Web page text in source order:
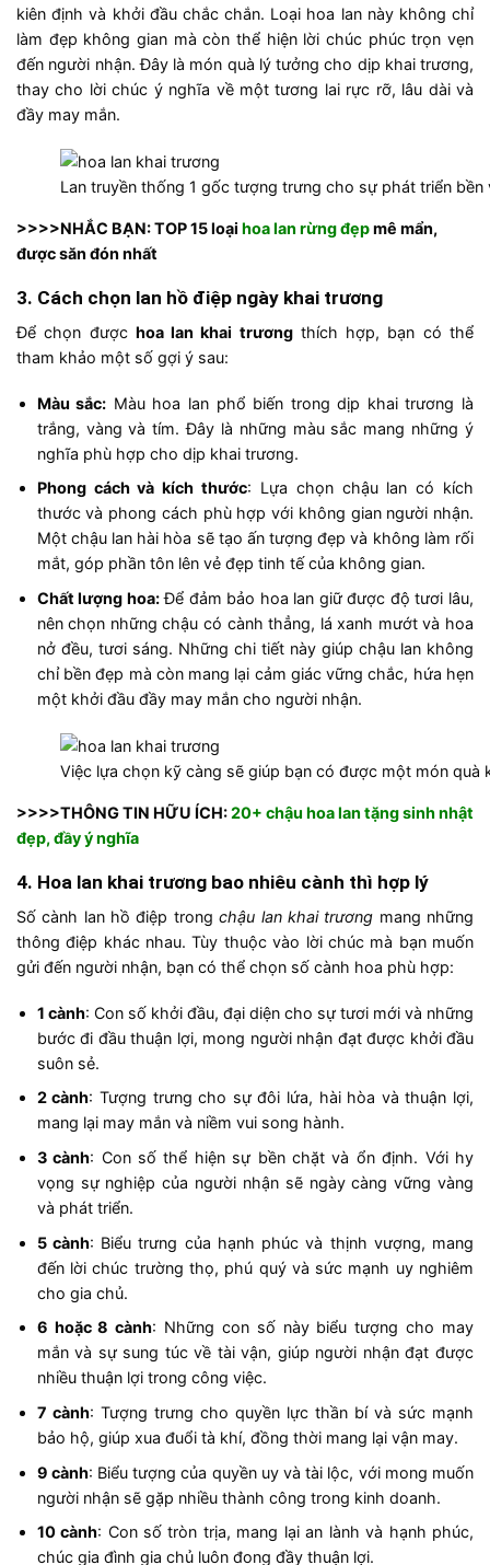
kiên định và khởi đầu chắc chắn. Loại hoa lan này không chỉ
làm đẹp không gian mà còn thể hiện lời chúc phúc trọn vẹn
đến người nhận. Đây là món quà lý tưởng cho dịp khai trương,
thay cho lời chúc ý nghĩa về một tương lai rực rỡ, lâu dài và
đầy may mắn.
Lan truyền thống 1 gốc tượng trưng cho sự phát triển
>>>>NHẮC BẠN: TOP 15 loại hoa lan rừng đẹpmê mẩn,
được săn đón nhất
3. Cách chọn lan hồ điệp ngày khai trương
Để chọn được hoa lan khai trươngthích hợp, bạn có thể
tham khảo một số gợi ý sau:
Màu sắc: Màu hoa lan phổ biến trong dịp khai trương là
trắng, vàng và tím. Đây là những màu sắc mang những ý
nghĩa phù hợp cho dịp khai trương.
Phong cách và kích thước: Lựa chọn chậu lan có kích
thước và phong cách phù hợp với không gian người nhận.
Một chậu lan hài hòa sẽ tạo ấn tượng đẹp và không làm rối
mắt, góp phần tôn lên vẻ đẹp tinh tế của không gian.
Chất lượng hoa:Để đảm bảo hoa lan giữ được độ tươi lâu,
nên chọn những chậu có cành thẳng, lá xanh mướt và hoa
nở đều, tươi sáng. Những chi tiết này giúp chậu lan không
chỉ bền đẹp mà còn mang lại cảm giác vững chắc, hứa hẹn
một khởi đầu đầy may mắn cho người nhận.
Việc lựa chọn kỹ càng sẽ giúp bạn có được một món quà
>>>>THÔNG TIN HỮU ÍCH:20+ chậu hoa lan tặng sinh nhật
đẹp, đầy ý nghĩa
4. Hoa lan khai trương bao nhiêu cành thì hợp lý
Số cành lan hồ điệp trongchậu lan khai trương mang những
thông điệp khác nhau. Tùy thuộc vào lời chúc mà bạn muốn
gửi đến người nhận, bạn có thể chọn số cành hoa phù hợp:
1 cành: Con số khởi đầu, đại diện cho sự tươi mới và những
bước đi đầu thuận lợi, mong người nhận đạt được khởi đầu
suôn sẻ.
2 cành: Tượng trưng cho sự đôi lứa, hài hòa và thuận lợi,
mang lại may mắn và niềm vui song hành.
3 cành: Con số thể hiện sự bền chặt và ổn định. Với hy
vọng sự nghiệp của người nhận sẽ ngày càng vững vàng
và phát triển.
5 cành: Biểu trưng của hạnh phúc và thịnh vượng, mang
đến lời chúc trường thọ, phú quý và sức mạnh uy nghiêm
cho gia chủ.
6 hoặc 8 cành: Những con số này biểu tượng cho may
mắn và sự sung túc về tài vận, giúp người nhận đạt được
nhiều thuận lợi trong công việc.
7 cành: Tượng trưng cho quyền lực thần bí và sức mạnh
bảo hộ, giúp xua đuổi tà khí, đồng thời mang lại vận may.
9 cành: Biểu tượng của quyền uy và tài lộc, với mong muốn
người nhận sẽ gặp nhiều thành công trong kinh doanh.
10 cành: Con số tròn trịa, mang lại an lành và hạnh phúc,
chúc gia đình gia chủ luôn đong đầy thuận lợi.